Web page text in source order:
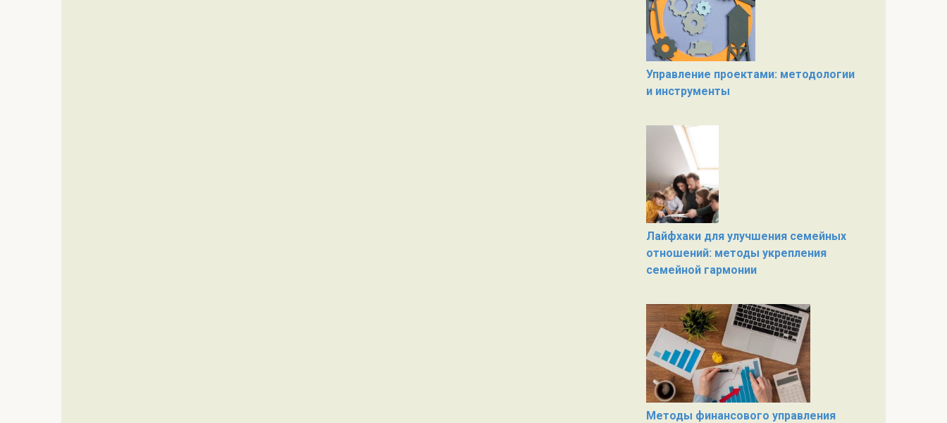
Управление проектами: методологии
и инструменты
Лайфхаки для улучшения семейных
отношений: методы укрепления
семейной гармонии
Методы финансового управления